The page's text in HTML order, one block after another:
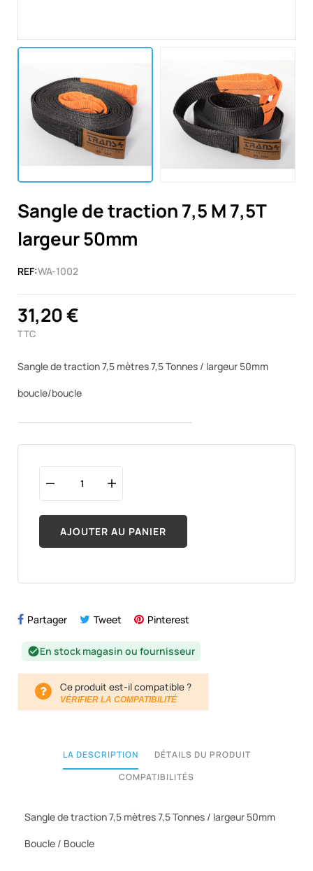
Sangle de traction 7,5 M 7,5T
largeur 50mm
REF:WA-1002
31,20 €
TTC
Sangle de traction 7,5 mètres 7,5 Tonnes / largeur 50mm
boucle/boucle
AJOUTER AU PANIER
Partager Tweet Pinterest
check_circleEn stock magasin ou fournisseur
Ce produit est-il compatible ?
VÉRIFIER LA COMPATIBILITÉ
LA DESCRIPTION
DÉTAILS DU PRODUIT
COMPATIBILITÉS
Sangle de traction 7,5 mètres 7,5 Tonnes / largeur 50mm
Boucle / Boucle